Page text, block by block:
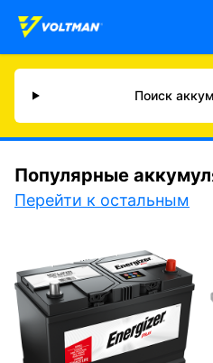
Поиск
Популярные
Перейти к остальным